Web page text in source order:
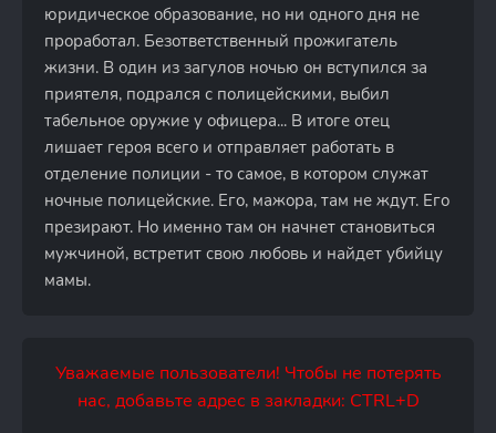
юридическое образование, но ни одного дня не
проработал. Безответственный прожигатель
жизни. В один из загулов ночью он вступился за
приятеля, подрался с полицейскими, выбил
табельное оружие у офицера... В итоге отец
лишает героя всего и отправляет работать в
отделение полиции - то самое, в котором служат
ночные полицейские. Его, мажора, там не ждут. Его
презирают. Но именно там он начнет становиться
мужчиной, встретит свою любовь и найдет убийцу
мамы.
Уважаемые пользователи! Чтобы не потерять
нас, добавьте адрес в закладки: CTRL+D